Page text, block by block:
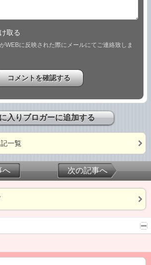
取る
WEBに反映された際にメールにてご連絡致しま
入りブロガーに追加する
一覧
へ 次の記事へ